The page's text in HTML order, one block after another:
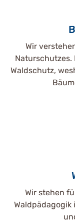
Wir
Waldschutz,
Wir stehen